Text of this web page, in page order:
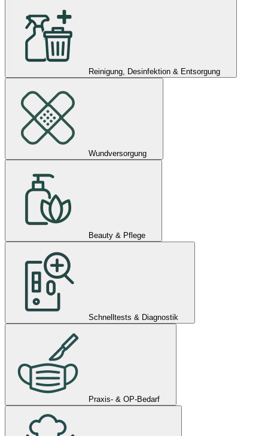
Reinigung, Desinfektion & Entsorgung
Wundversorgung
Beauty & Pflege
Schnelltests & Diagnostik
Praxis- & OP-Bedarf